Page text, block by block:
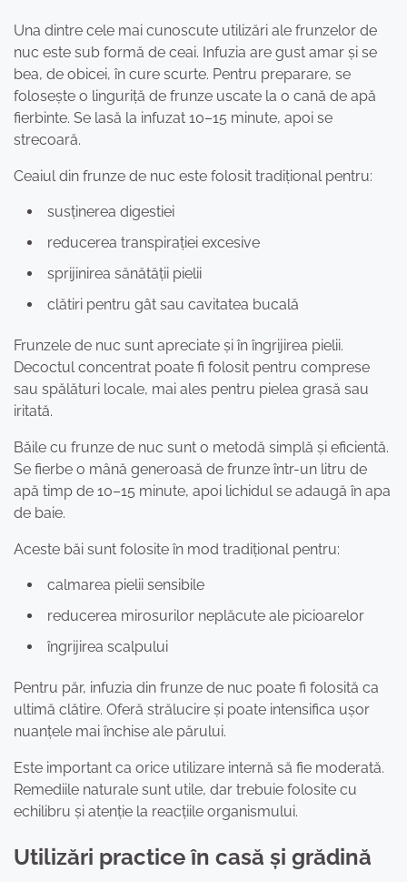
Una dintre cele mai cunoscute utilizări ale frunzelor de
nuc este sub formă de ceai. Infuzia are gust amar și se
bea, de obicei, în cure scurte. Pentru preparare, se
folosește o linguriță de frunze uscate la o cană de apă
fierbinte. Se lasă la infuzat 10–15 minute, apoi se
strecoară.
Ceaiul din frunze de nuc este folosit tradițional pentru:
susținerea digestiei
reducerea transpirației excesive
sprijinirea sănătății pielii
clătiri pentru gât sau cavitatea bucală
Frunzele de nuc sunt apreciate și în îngrijirea pielii.
Decoctul concentrat poate fi folosit pentru comprese
sau spălături locale, mai ales pentru pielea grasă sau
iritată.
Băile cu frunze de nuc sunt o metodă simplă și eficientă.
Se fierbe o mână generoasă de frunze într-un litru de
apă timp de 10–15 minute, apoi lichidul se adaugă în apa
de baie.
Aceste băi sunt folosite în mod tradițional pentru:
calmarea pielii sensibile
reducerea mirosurilor neplăcute ale picioarelor
îngrijirea scalpului
Pentru păr, infuzia din frunze de nuc poate fi folosită ca
ultimă clătire. Oferă strălucire și poate intensifica ușor
nuanțele mai închise ale părului.
Este important ca orice utilizare internă să fie moderată.
Remediile naturale sunt utile, dar trebuie folosite cu
echilibru și atenție la reacțiile organismului.
Utilizări practice în casă și grădină